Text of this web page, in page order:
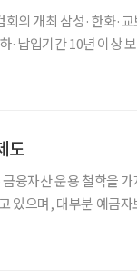
의 개최 삼성·한화·
·납입기간 10년 이상
도
융자산 운용 철학을
있으며, 대부분 예금